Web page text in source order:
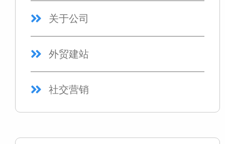
关于公司
外贸建站
社交营销